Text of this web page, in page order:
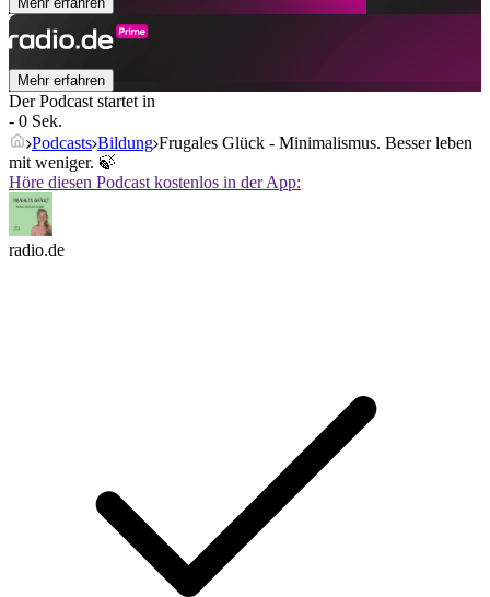
Mehr erfahren
Der Podcast startet in
- 0 Sek.
Podcasts Bildung Frugales Glück - Minimalismus. Besser leben
mit weniger. 🍃
Höre diesen Podcast kostenlos in der App:
radio.de